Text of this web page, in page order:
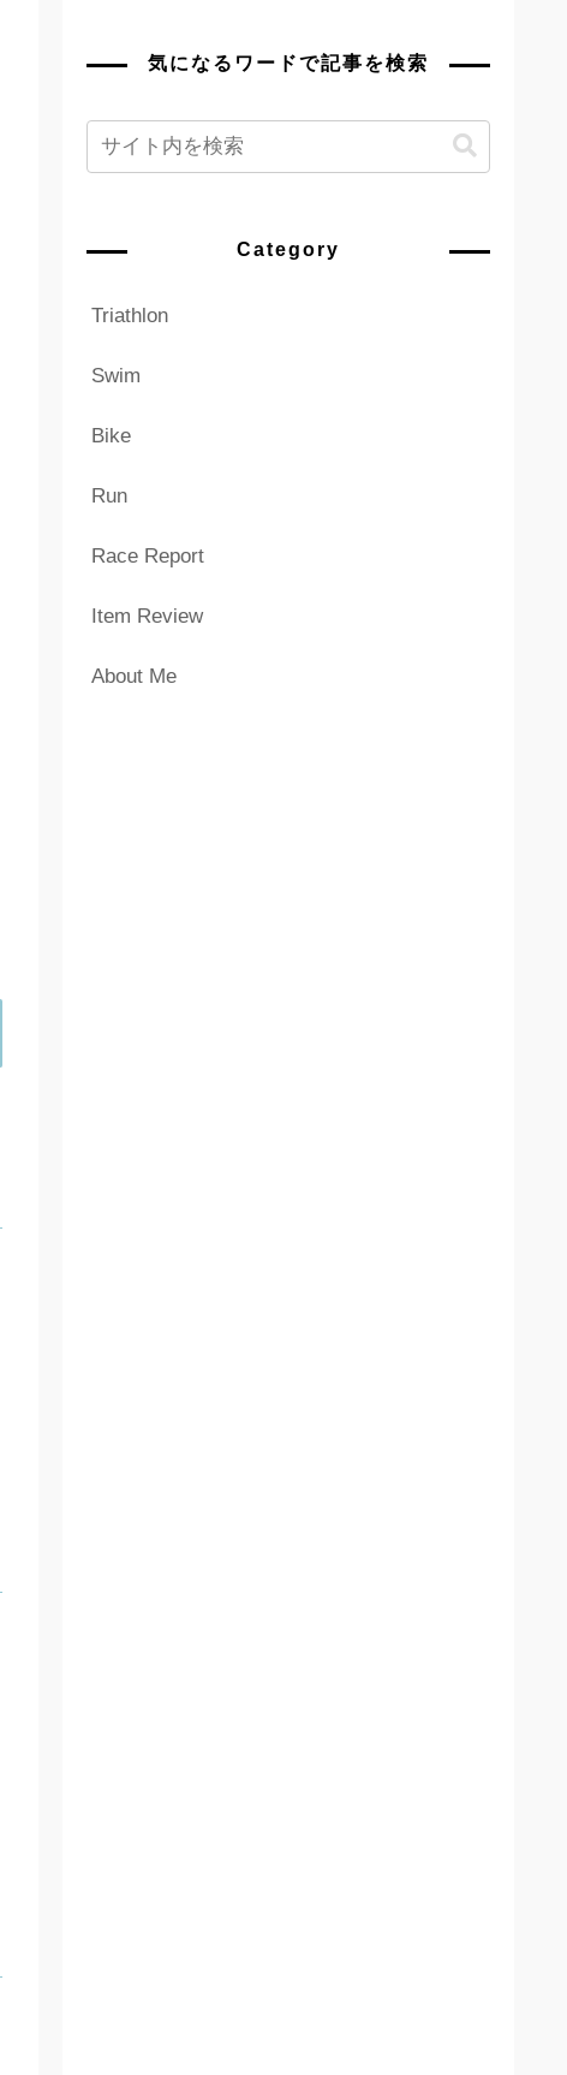
気になるワードで記事を検索
Category
Triathlon
Swim
Bike
Run
Race Report
Item Review
About Me